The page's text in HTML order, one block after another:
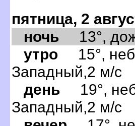
пятница, 2
ночь 13°,
утро 15°,
Западный,2 м/с
день 19°,
Западный,2 м/с